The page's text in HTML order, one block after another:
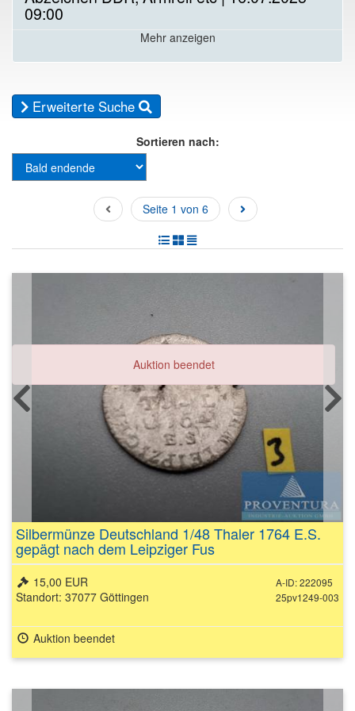
09:00
Mehr anzeigen
Erweiterte Suche
Sortieren nach:
Seite 1 von 6
Auktion beendet
Silbermünze Deutschland 1/48 Thaler 1764 E.S.
gepägt nach dem Leipziger Fus
A-ID: 222095
25pv1249-003
15,00 EUR
Standort: 37077 Göttingen
Auktion beendet